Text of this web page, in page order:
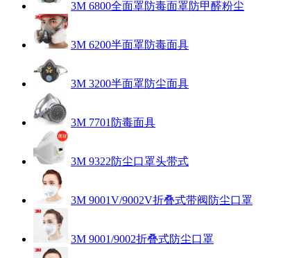
3M 6800全面罩防毒面罩防甲醛粉尘
3M 6200半面罩防毒面具
3M 3200半面罩防尘面具
3M 7701防毒面具
3M 9322防尘口罩头带式
3M 9001V/9002V折叠式带阀防尘口罩
3M 9001/9002折叠式防尘口罩